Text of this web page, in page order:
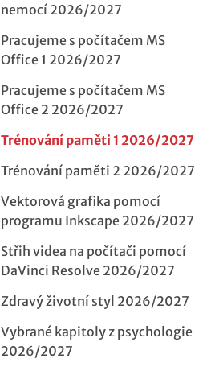
nemocí 2026/2027
Pracujeme s počítačem MS
Office 1 2026/2027
Pracujeme s počítačem MS
Office 2 2026/2027
Trénování paměti 1 2026/2027
Trénování paměti 2 2026/2027
Vektorová grafika pomocí
programu Inkscape 2026/2027
Střih videa na počítači pomocí
DaVinci Resolve 2026/2027
Zdravý životní styl 2026/2027
Vybrané kapitoly z psychologie
2026/2027